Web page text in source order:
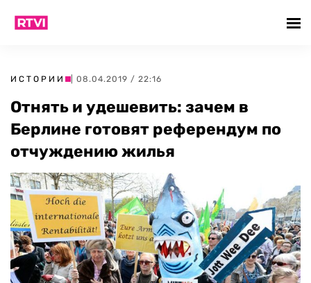
ИСТОРИИ | 08.04.2019 / 22:16
Отнять и удешевить: зачем в
Берлине готовят референдум по
отчуждению жилья